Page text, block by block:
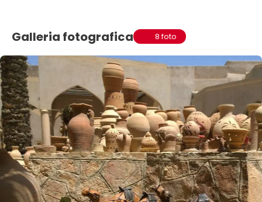
Galleria fotografica 8 foto